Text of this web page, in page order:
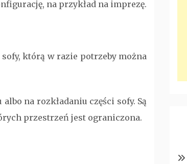
na przykład na imprezę.
którą w razie potrzeby można
na rozkładaniu części sofy. Są
przestrzeń jest ograniczona.